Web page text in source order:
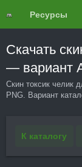
Ресурсы
Скачать
— вариант
Скин токсик челик
PNG. Вариант
К каталогу